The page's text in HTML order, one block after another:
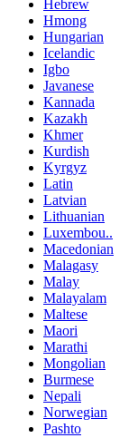
Hebrew
Hmong
Hungarian
Icelandic
Igbo
Javanese
Kannada
Kazakh
Khmer
Kurdish
Kyrgyz
Latin
Latvian
Lithuanian
Luxembou..
Macedonian
Malagasy
Malay
Malayalam
Maltese
Maori
Marathi
Mongolian
Burmese
Nepali
Norwegian
Pashto